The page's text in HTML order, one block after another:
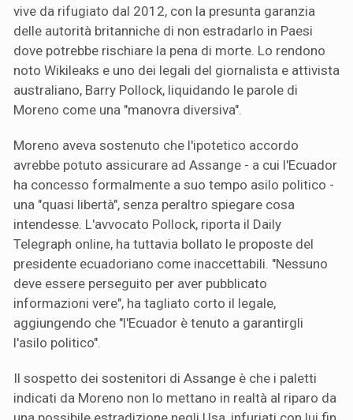
vive da rifugiato dal 2012, con la presunta garanzia
delle autorità britanniche di non estradarlo in Paesi
dove potrebbe rischiare la pena di morte. Lo rendono
noto Wikileaks e uno dei legali del giornalista e attivista
australiano, Barry Pollock, liquidando le parole di
Moreno come una "manovra diversiva".
Moreno aveva sostenuto che l'ipotetico accordo
avrebbe potuto assicurare ad Assange - a cui l'Ecuador
ha concesso formalmente a suo tempo asilo politico -
una "quasi libertà", senza peraltro spiegare cosa
intendesse. L'avvocato Pollock, riporta il Daily
Telegraph online, ha tuttavia bollato le proposte del
presidente ecuadoriano come inaccettabili. "Nessuno
deve essere perseguito per aver pubblicato
informazioni vere", ha tagliato corto il legale,
aggiungendo che "l'Ecuador è tenuto a garantirgli
l'asilo politico".
Il sospetto dei sostenitori di Assange è che i paletti
indicati da Moreno non lo mettano in realtà al riparo da